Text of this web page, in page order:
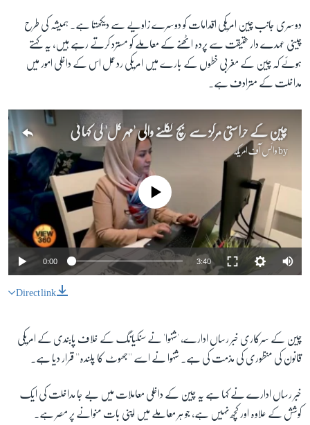
دوسری جانب چین امریکی اقدامات کو دوسرے زاویے سے دیکھتا ہے۔ ہمیشہ کی طرح
چینی عہدے دار حقیقت سے پردہ اٹھنے کے معاملے کو مسترد کرتے رہے ہیں، یہ کہتے
ہوئے کہ چین کے مغربی خطوں کے بارے میں امریکی ردعمل اس کے داخلی امور میں
مداخلت کے مترادف ہے۔
چین کے حراستی مرکز سے بچ نکلنے والی 'مہر گل' کی کہانی
byوائس آف امریکہ
No media source currently available
0:00 3:40
Direct link
چین کے سرکاری خبر رساں ادارے، 'شنہوا' نے سنکیانگ کے خلاف پابندی کے امریکی
قانون کی منظوری کی مذمت کی ہے۔ شنہوا نے اسے ''جھوٹ کا پلندہ'' قرار دیا ہے۔
خبر رساں ادارے نے کہا ہے یہ چین کے داخلی معاملات میں بے جا مداخلت کی ایک
کوشش کے علاوہ اور کچھ نہیں ہے، جو ہر معاملے میں اپنی بات منوانے پر مصر ہے۔